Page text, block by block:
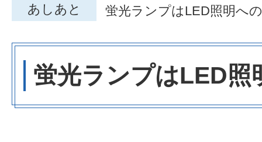
あしあと 蛍光ランプはLED照明へ
蛍光ランプはLED照